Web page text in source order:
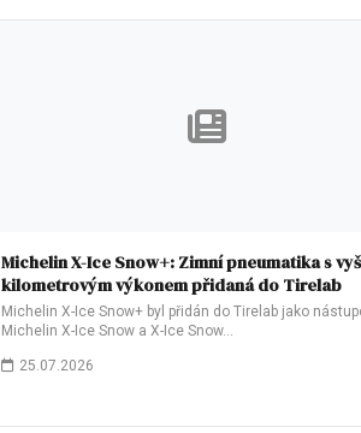
Michelin X-Ice Snow+: Zimní pneumatika s
kilometrovým výkonem přidaná do Tirelab
Michelin X-Ice Snow+ byl přidán do Tirelab jako
Michelin X-Ice Snow a X-Ice Snow…
25.07.2026